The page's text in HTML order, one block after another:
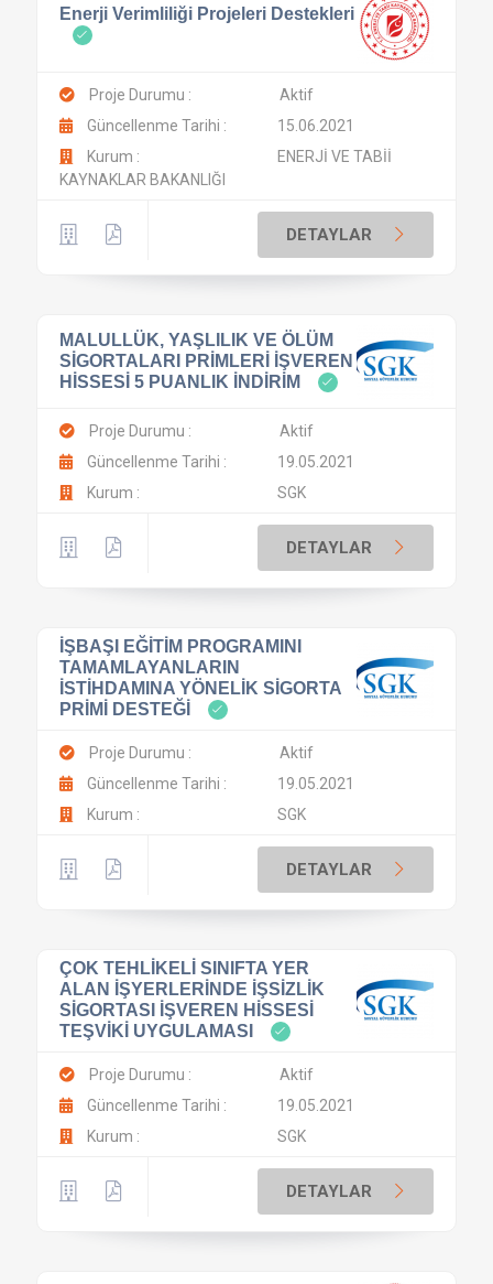
Enerji Verimliliği Projeleri Destekleri
Proje Durumu :
Aktif
Güncellenme Tarihi :
15.06.2021
Kurum :
ENERJİ VE TABİİ
KAYNAKLAR BAKANLIĞI
DETAYLAR
MALULLÜK, YAŞLILIK VE ÖLÜM
SİGORTALARI PRİMLERİ İŞVEREN
HİSSESİ 5 PUANLIK İNDİRİM
Proje Durumu :
Aktif
Güncellenme Tarihi :
19.05.2021
Kurum :
SGK
DETAYLAR
İŞBAŞI EĞİTİM PROGRAMINI
TAMAMLAYANLARIN
İSTİHDAMINA YÖNELİK SİGORTA
PRİMİ DESTEĞİ
Proje Durumu :
Aktif
Güncellenme Tarihi :
19.05.2021
Kurum :
SGK
DETAYLAR
ÇOK TEHLİKELİ SINIFTA YER
ALAN İŞYERLERİNDE İŞSİZLİK
SİGORTASI İŞVEREN HİSSESİ
TEŞVİKİ UYGULAMASI
Proje Durumu :
Aktif
Güncellenme Tarihi :
19.05.2021
Kurum :
SGK
DETAYLAR